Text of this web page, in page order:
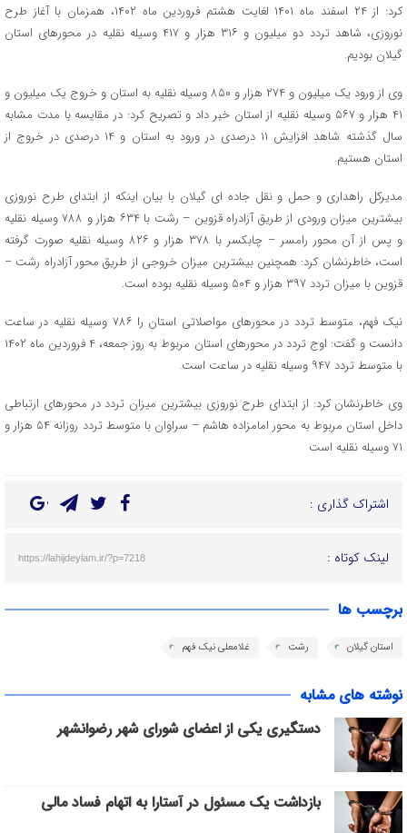
کرد: از ۲۴ اسفند ماه ۱۴۰۱ لغایت هشتم فروردین ماه ۱۴۰۲، همزمان با آغاز طرح
نوروزی، شاهد تردد دو میلیون و ۳۱۶ هزار و ۴۱۷ وسیله نقلیه در محورهای استان
گیلان بودیم.
وی از ورود یک میلیون و ۲۷۴ هزار و ۸۵۰ وسیله نقلیه به استان و خروج یک میلیون و
۴۱ هزار و ۵۶۷ وسیله نقلیه از استان خبر داد و تصریح کرد: در مقایسه با مدت مشابه
سال گذشته شاهد افزایش ۱۱ درصدی در ورود به استان و ۱۴ درصدی در خروج از
استان هستیم.
مدیرکل راهداری و حمل و نقل جاده ای گیلان با بیان اینکه از ابتدای طرح نوروزی
بیشترین میزان ورودی از طریق آزادراه قزوین – رشت با ۶۳۴ هزار و ۷۸۸ وسیله نقلیه
و پس از آن محور رامسر – چابکسر با ۳۷۸ هزار و ۸۲۶ وسیله نقلیه صورت گرفته
است، خاطرنشان کرد: همچنین بیشترین میزان خروجی از طریق محور آزادراه رشت –
قزوین با میزان تردد ۳۹۷ هزار و ۵۰۴ وسیله نقلیه بوده است.
نیک فهم، متوسط تردد در محورهای مواصلاتی استان را ۷۸۶ وسیله نقلیه در ساعت
دانست و گفت: اوج تردد در محورهای استان مربوط به روز جمعه، ۴ فروردین ماه ۱۴۰۲
با متوسط تردد ۹۴۷ وسیله نقلیه در ساعت است.
وی خاطرنشان کرد: از ابتدای طرح نوروزی بیشترین میزان تردد در محورهای ارتباطی
داخل استان مربوط به محور امامزاده هاشم – سراوان با متوسط تردد روزانه ۵۴ هزار و
۷۱ وسیله نقلیه است
اشتراک گذاری :
لینک کوتاه : https://lahijdeylam.ir/?p=7218
برچسب ها
استان گیلان رشت غلامعلی نیک فهم
نوشته های مشابه
دستگیری یکی از اعضای شورای شهر رضوانشهر
بازداشت یک مسئول در آستارا به اتهام فساد مالی